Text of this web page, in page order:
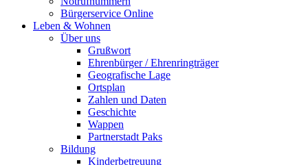
Bürgerservice Online
Leben & Wohnen
Über uns
Grußwort
Ehrenbürger / Ehrenringträger
Geografische Lage
Ortsplan
Zahlen und Daten
Geschichte
Wappen
Partnerstadt Paks
Bildung
Kinderbetreuung